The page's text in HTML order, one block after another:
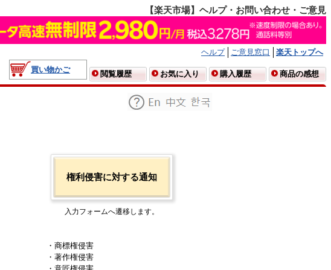
【楽天市場】ヘルプ・お問い合わせ・ご意見
ヘルプ ご意見窓口
楽天トップへ
買い物かご
閲覧履歴 お気に入り 購入履歴 商品の感想
権利侵害に対する通知
入力フォームへ遷移します。
・商標権侵害
・著作権侵害